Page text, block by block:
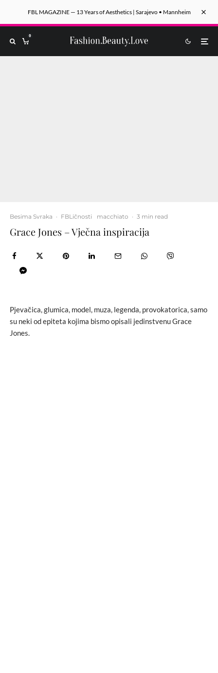
FBL MAGAZINE — 13 Years of Aesthetics | Sarajevo • Mannheim
0
Besima Svraka · FBLičnosti macchiato · 3 min read
Grace Jones – Vječna inspiracija
Pjevačica, glumica, model, muza, legenda, provokatorica, samo
su neki od epiteta kojima bismo opisali jedinstvenu Grace
Jones.